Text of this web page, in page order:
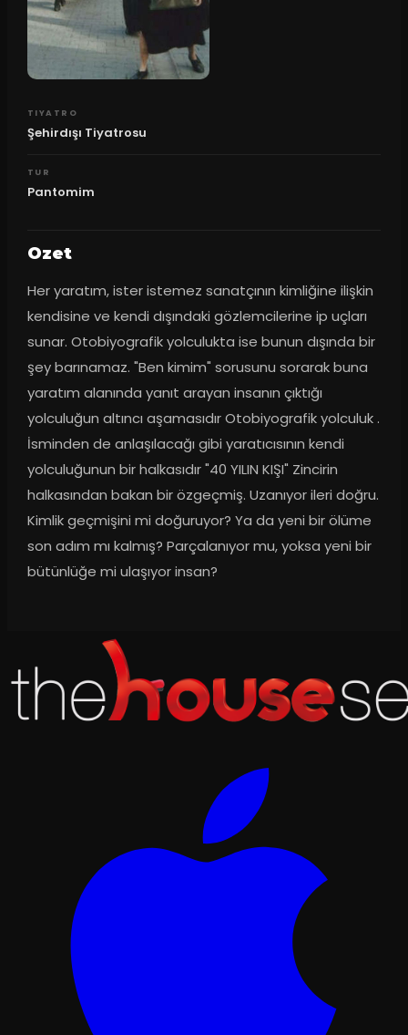
TIYATRO
Şehirdışı Tiyatrosu
TUR
Pantomim
Ozet
Her yaratım, ister istemez sanatçının kimliğine ilişkin
kendisine ve kendi dışındaki gözlemcilerine ip uçları
sunar. Otobiyografik yolculukta ise bunun dışında bir
şey barınamaz. "Ben kimim" sorusunu sorarak buna
yaratım alanında yanıt arayan insanın çıktığı
yolculuğun altıncı aşamasıdır Otobiyografik yolculuk .
İsminden de anlaşılacağı gibi yaratıcısının kendi
yolculuğunun bir halkasıdır "40 YILIN KIŞI" Zincirin
halkasından bakan bir özgeçmiş. Uzanıyor ileri doğru.
Kimlik geçmişini mi doğuruyor? Ya da yeni bir ölüme
son adım mı kalmış? Parçalanıyor mu, yoksa yeni bir
bütünlüğe mi ulaşıyor insan?